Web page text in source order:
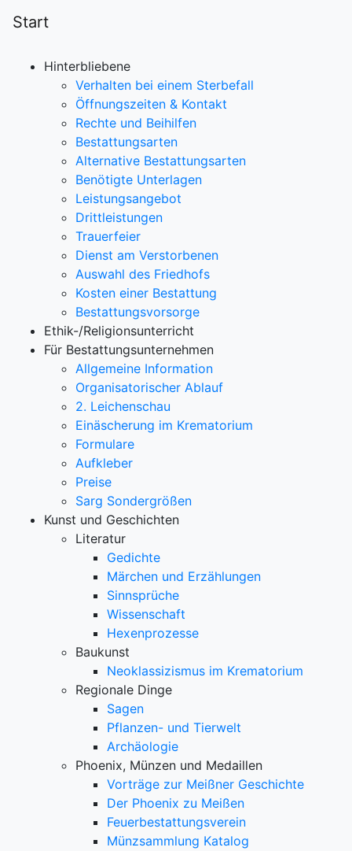
Start
Hinterbliebene
Verhalten bei einem Sterbefall
Öffnungszeiten & Kontakt
Rechte und Beihilfen
Bestattungsarten
Alternative Bestattungsarten
Benötigte Unterlagen
Leistungsangebot
Drittleistungen
Trauerfeier
Dienst am Verstorbenen
Auswahl des Friedhofs
Kosten einer Bestattung
Bestattungsvorsorge
Ethik-/Religionsunterricht
Für Bestattungsunternehmen
Allgemeine Information
Organisatorischer Ablauf
2. Leichenschau
Einäscherung im Krematorium
Formulare
Aufkleber
Preise
Sarg Sondergrößen
Kunst und Geschichten
Literatur
Gedichte
Märchen und Erzählungen
Sinnsprüche
Wissenschaft
Hexenprozesse
Baukunst
Neoklassizismus im Krematorium
Regionale Dinge
Sagen
Pflanzen- und Tierwelt
Archäologie
Phoenix, Münzen und Medaillen
Vorträge zur Meißner Geschichte
Der Phoenix zu Meißen
Feuerbestattungsverein
Münzsammlung Katalog